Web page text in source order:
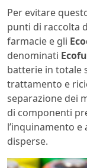
Per evitare
punti di raccolta
farmacie e gli
denominati
batterie in totale
trattamento e
separazione dei
di componenti
l’inquinamento
disperse.